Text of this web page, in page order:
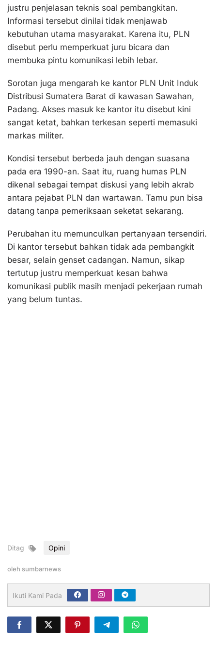
justru penjelasan teknis soal pembangkitan.
Informasi tersebut dinilai tidak menjawab
kebutuhan utama masyarakat. Karena itu, PLN
disebut perlu memperkuat juru bicara dan
membuka pintu komunikasi lebih lebar.
Sorotan juga mengarah ke kantor PLN Unit Induk
Distribusi Sumatera Barat di kawasan Sawahan,
Padang. Akses masuk ke kantor itu disebut kini
sangat ketat, bahkan terkesan seperti memasuki
markas militer.
Kondisi tersebut berbeda jauh dengan suasana
pada era 1990-an. Saat itu, ruang humas PLN
dikenal sebagai tempat diskusi yang lebih akrab
antara pejabat PLN dan wartawan. Tamu pun bisa
datang tanpa pemeriksaan seketat sekarang.
Perubahan itu memunculkan pertanyaan tersendiri.
Di kantor tersebut bahkan tidak ada pembangkit
besar, selain genset cadangan. Namun, sikap
tertutup justru memperkuat kesan bahwa
komunikasi publik masih menjadi pekerjaan rumah
yang belum tuntas.
Ditag Opini
oleh sumbarnews
Ikuti Kami Pada